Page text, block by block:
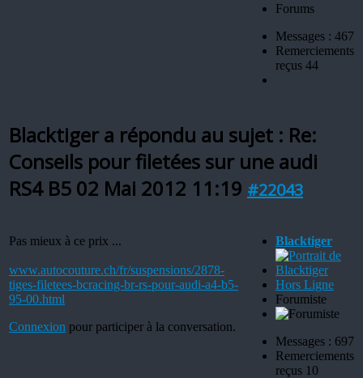
Messages : 467
Remerciements
reçus 44
Blacktiger a répondu au sujet : Re:
Conseils pour filetées sur une audi
RS4 B5 02 Mai 2012 11:19 #22043
Pas mieux à ce prix ...
www.autocouture.ch/fr/suspensions/2878-
tiges-filetees-bcracing-br-rs-pour-audi-a4-b5-
95-00.html
Connexion pour participer à la conversation.
Blacktiger
Hors Ligne
Forumiste
Messages : 697
Remerciements
reçus 10